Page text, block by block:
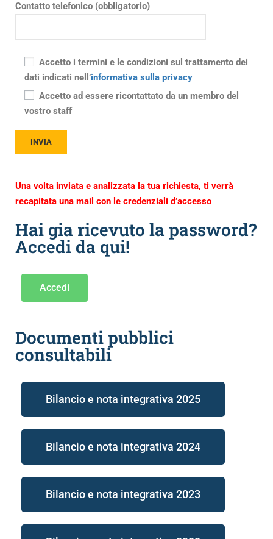
Contatto telefonico (obbligatorio)
Accetto i termini e le condizioni sul trattamento dei
dati indicati nell’informativa sulla privacy
Accetto ad essere ricontattato da un membro del
vostro staff
Una volta inviata e analizzata la tua richiesta, ti verrà
recapitata una mail con le credenziali d’accesso
Hai gia ricevuto la password?
Accedi da qui!
Accedi
Documenti pubblici
consultabili
Bilancio e nota integrativa 2025
Bilancio e nota integrativa 2024
Bilancio e nota integrativa 2023